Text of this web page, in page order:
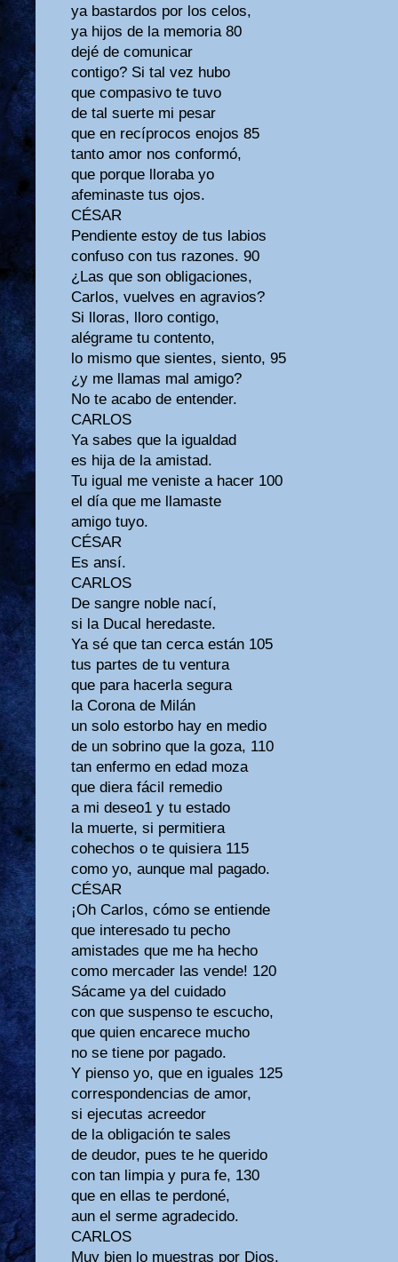
ya bastardos por los celos,
ya hijos de la memoria 80
dejé de comunicar
contigo? Si tal vez hubo
que compasivo te tuvo
de tal suerte mi pesar
que en recíprocos enojos 85
tanto amor nos conformó,
que porque lloraba yo
afeminaste tus ojos.
CÉSAR
Pendiente estoy de tus labios
confuso con tus razones. 90
¿Las que son obligaciones,
Carlos, vuelves en agravios?
Si lloras, lloro contigo,
alégrame tu contento,
lo mismo que sientes, siento, 95
¿y me llamas mal amigo?
No te acabo de entender.
CARLOS
Ya sabes que la igualdad
es hija de la amistad.
Tu igual me veniste a hacer 100
el día que me llamaste
amigo tuyo.
CÉSAR
Es ansí.
CARLOS
De sangre noble nací,
si la Ducal heredaste.
Ya sé que tan cerca están 105
tus partes de tu ventura
que para hacerla segura
la Corona de Milán
un solo estorbo hay en medio
de un sobrino que la goza, 110
tan enfermo en edad moza
que diera fácil remedio
a mi deseo1 y tu estado
la muerte, si permitiera
cohechos o te quisiera 115
como yo, aunque mal pagado.
CÉSAR
¡Oh Carlos, cómo se entiende
que interesado tu pecho
amistades que me ha hecho
como mercader las vende! 120
Sácame ya del cuidado
con que suspenso te escucho,
que quien encarece mucho
no se tiene por pagado.
Y pienso yo, que en iguales 125
correspondencias de amor,
si ejecutas acreedor
de la obligación te sales
de deudor, pues te he querido
con tan limpia y pura fe, 130
que en ellas te perdoné,
aun el serme agradecido.
CARLOS
Muy bien lo muestras por Dios,